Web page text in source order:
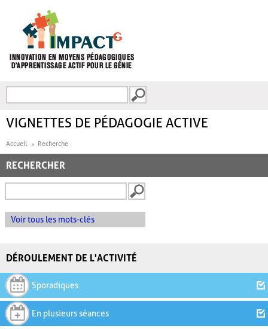
FORMULAIRE DE
VIGNETTES DE PÉDAGOGIE ACTIVE
Accueil Recherche
RECHERCHER
Voir tous les mots-clés
DÉROULEMENT DE L'ACTIVITÉ
Sporadiques
En plusieurs séances